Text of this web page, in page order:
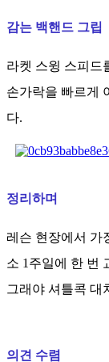
감는 백핸드 그립
라켓 스윙 스피드
손가락을 빠르게
다.
정리하며
레슨 현장에서 가
소 1주일에 한 번
그래야 셔틀콕 대
의견 수렴